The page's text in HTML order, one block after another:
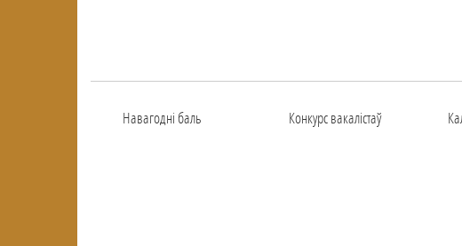
Навагоднi баль
Конкурс вакалiстаў